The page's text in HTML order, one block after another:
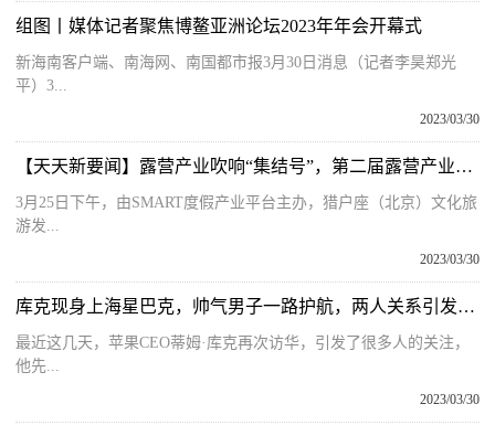
组图丨媒体记者聚焦博鳌亚洲论坛2023年年会开幕式
新海南客户端、南海网、南国都市报3月30日消息（记者李昊郑光
平）3...
2023/03/30
【天天新要闻】露营产业吹响“集结号”，第二届露营产业发展论坛在海南举办
3月25日下午，由SMART度假产业平台主办，猎户座（北京）文化旅
游发...
2023/03/30
库克现身上海星巴克，帅气男子一路护航，两人关系引发猜测
最近这几天，苹果CEO蒂姆·库克再次访华，引发了很多人的关注，
他先...
2023/03/30